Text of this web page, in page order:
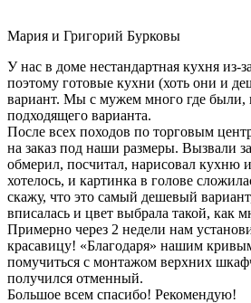
Мария и Григорий Бурковы
У нас в доме нестандартная кухня из-
поэтому готовые кухни (хоть они и
вариант. Мы с мужем много где были,
подходящего варианта.
После всех походов по торговым
на заказ под наши размеры. Вызвали
обмерил, посчитал, нарисовал кухню
хотелось, и картинка в голове
скажу, что это самый дешевый
вписалась и цвет выбрала такой, как
Примерно через 2 недели нам
красавицу! «Благодаря» нашим
помучиться с монтажом верхних
получился отменный.
Большое всем спасибо! Рекомендую!